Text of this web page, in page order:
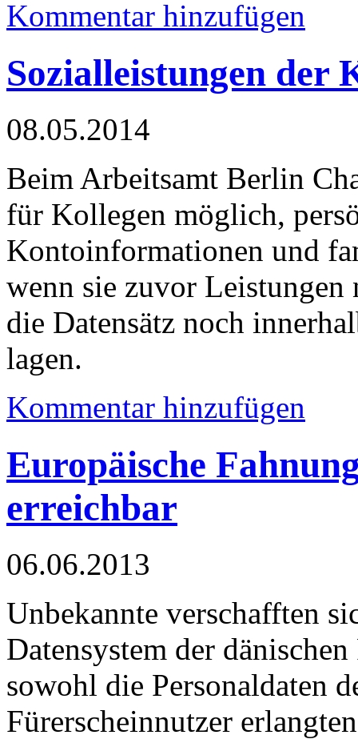
Kommentar hinzufügen
Sozialleistungen der
08.05.2014
Beim Arbeitsamt Berlin
für Kollegen möglich,
Kontoinformationen und
wenn sie zuvor Leistungen
die Datensätz noch
lagen.
Kommentar hinzufügen
Europäische
erreichbar
06.06.2013
Unbekannte verschafften
Datensystem der
sowohl die Personaldaten
Fürerscheinnutzer